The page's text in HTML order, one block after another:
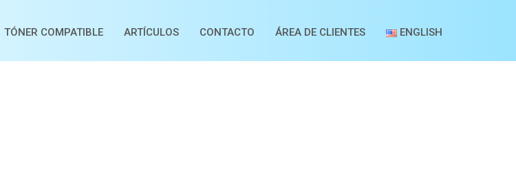
TÓNER COMPATIBLE ARTÍCULOS CONTACTO ÁREA DE CLIENTES ENGLISH